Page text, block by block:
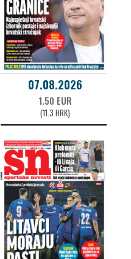
07.08.2026
1.50 EUR
(11.3 HRK)